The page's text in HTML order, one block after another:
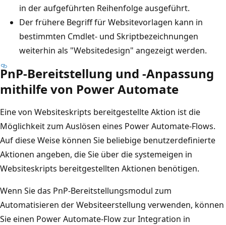
in der aufgeführten Reihenfolge ausgeführt.
Der frühere Begriff für Websitevorlagen kann in
bestimmten Cmdlet- und Skriptbezeichnungen
weiterhin als "Websitedesign" angezeigt werden.
PnP-Bereitstellung und -Anpassung
mithilfe von Power Automate
Eine von Websiteskripts bereitgestellte Aktion ist die
Möglichkeit zum Auslösen eines Power Automate-Flows.
Auf diese Weise können Sie beliebige benutzerdefinierte
Aktionen angeben, die Sie über die systemeigen in
Websiteskripts bereitgestellten Aktionen benötigen.
Wenn Sie das PnP-Bereitstellungsmodul zum
Automatisieren der Websiteerstellung verwenden, können
Sie einen Power Automate-Flow zur Integration in